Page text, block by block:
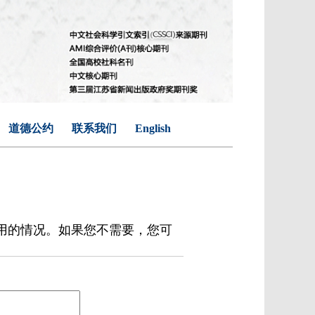
道德公约 联系我们 English
的情况。如果您不需要，您可